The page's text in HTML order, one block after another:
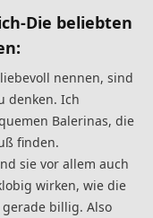
Die beliebten
:
nennen, sind
denken. Ich
Balerinas, die
finden.
sie vor allem auch
wirken, wie die
billig. Also